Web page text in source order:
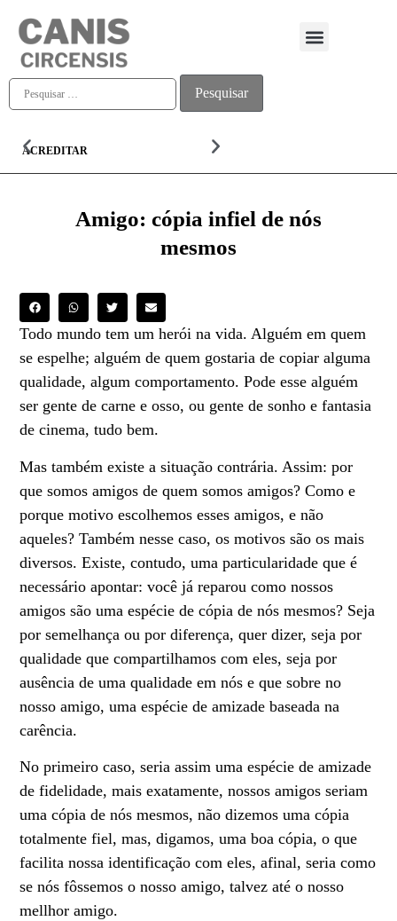
ACREDITAR
Amigo: cópia infiel de nós
mesmos
Todo mundo tem um herói na vida. Alguém em quem
se espelhe; alguém de quem gostaria de copiar alguma
qualidade, algum comportamento. Pode esse alguém
ser gente de carne e osso, ou gente de sonho e fantasia
de cinema, tudo bem.
Mas também existe a situação contrária. Assim: por
que somos amigos de quem somos amigos? Como e
porque motivo escolhemos esses amigos, e não
aqueles? Também nesse caso, os motivos são os mais
diversos. Existe, contudo, uma particularidade que é
necessário apontar: você já reparou como nossos
amigos são uma espécie de cópia de nós mesmos? Seja
por semelhança ou por diferença, quer dizer, seja por
qualidade que compartilhamos com eles, seja por
ausência de uma qualidade em nós e que sobre no
nosso amigo, uma espécie de amizade baseada na
carência.
No primeiro caso, seria assim uma espécie de amizade
de fidelidade, mais exatamente, nossos amigos seriam
uma cópia de nós mesmos, não dizemos uma cópia
totalmente fiel, mas, digamos, uma boa cópia, o que
facilita nossa identificação com eles, afinal, seria como
se nós fôssemos o nosso amigo, talvez até o nosso
mellhor amigo.